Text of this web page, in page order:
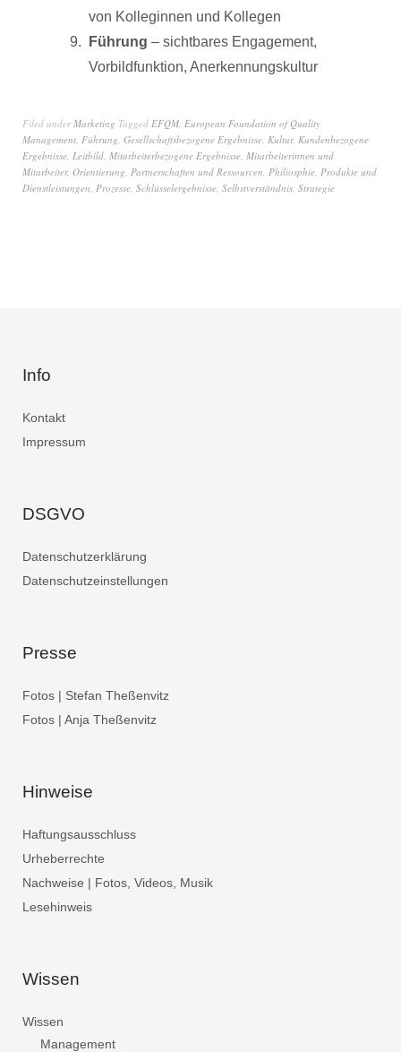
von Kolleginnen und Kollegen
Führung – sichtbares Engagement,
Vorbildfunktion, Anerkennungskultur
Filed underMarketing Tagged EFQM, European Foundation of Quality
Management, Führung, Gesellschaftsbezogene Ergebnisse, Kultur, Kundenbezogene
Ergebnisse, Leitbild, Mitarbeiterbezogene Ergebnisse, Mitarbeiterinnen und
Mitarbeiter, Orientierung, Partnerschaften und Ressourcen, Philiosphie, Produkte und
Dienstleistungen, Prozesse, Schlüsselergebnisse, Selbstverständnis, Strategie
Info
Kontakt
Impressum
DSGVO
Datenschutzerklärung
Datenschutzeinstellungen
Presse
Fotos | Stefan Theßenvitz
Fotos | Anja Theßenvitz
Hinweise
Haftungsausschluss
Urheberrechte
Nachweise | Fotos, Videos, Musik
Lesehinweis
Wissen
Wissen
Management